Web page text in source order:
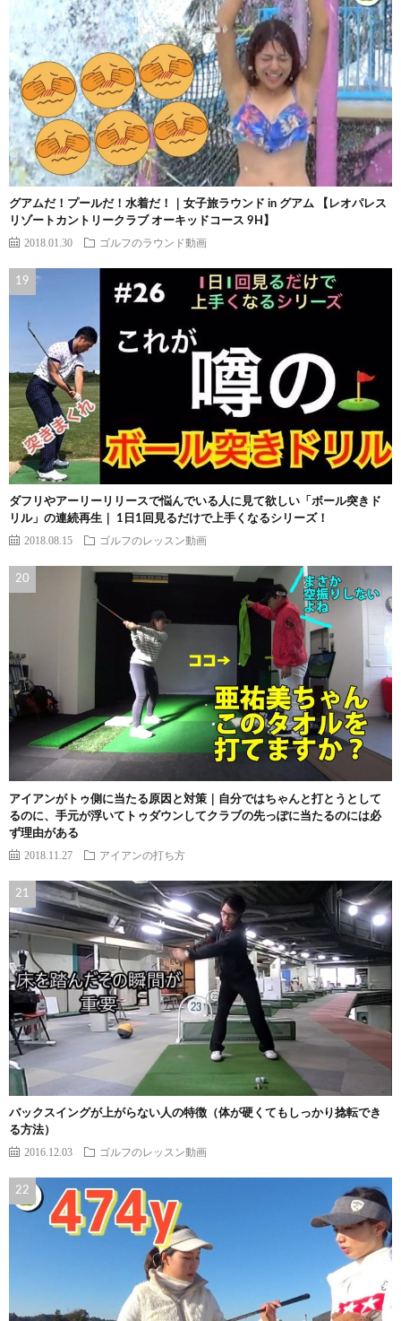
グアムだ！プールだ！水着だ！｜女子旅ラウンド in グアム 【レオパレス
リゾートカントリークラブ オーキッドコース 9H】
2018.01.30 ゴルフのラウンド動画
ダフリやアーリーリリースで悩んでいる人に見て欲しい「ボール突きド
リル」の連続再生｜ 1日1回見るだけで上手くなるシリーズ！
2018.08.15 ゴルフのレッスン動画
アイアンがトゥ側に当たる原因と対策｜自分ではちゃんと打とうとして
るのに、手元が浮いてトゥダウンしてクラブの先っぽに当たるのには必
ず理由がある
2018.11.27 アイアンの打ち方
バックスイングが上がらない人の特徴（体が硬くてもしっかり捻転でき
る方法）
2016.12.03 ゴルフのレッスン動画